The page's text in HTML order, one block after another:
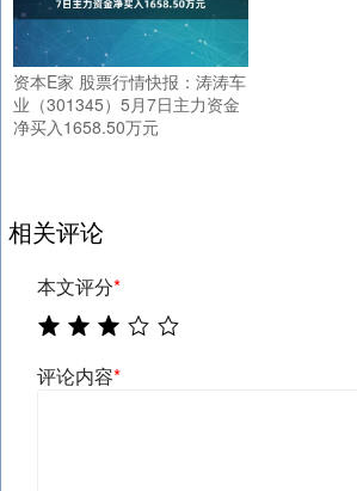
资本E家 股票行情快报：涛涛车
业（301345）5月7日主力资金
净买入1658.50万元
相关评论
本文评分*
评论内容*